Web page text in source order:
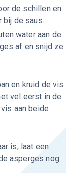
de schillen en
bij de saus.
water aan de
af en snijd ze
en kruid de vis
vel eerst in de
aan beide
is, laat een
asperges nog